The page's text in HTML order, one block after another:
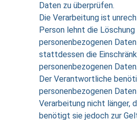
Daten zu überprüfen.
Die Verarbeitung ist
Person lehnt die Löschung
personenbezogenen
stattdessen die
personenbezogenen Daten.
Der Verantwortliche
personenbezogenen
Verarbeitung nicht länger,
benötigt sie jedoch zur